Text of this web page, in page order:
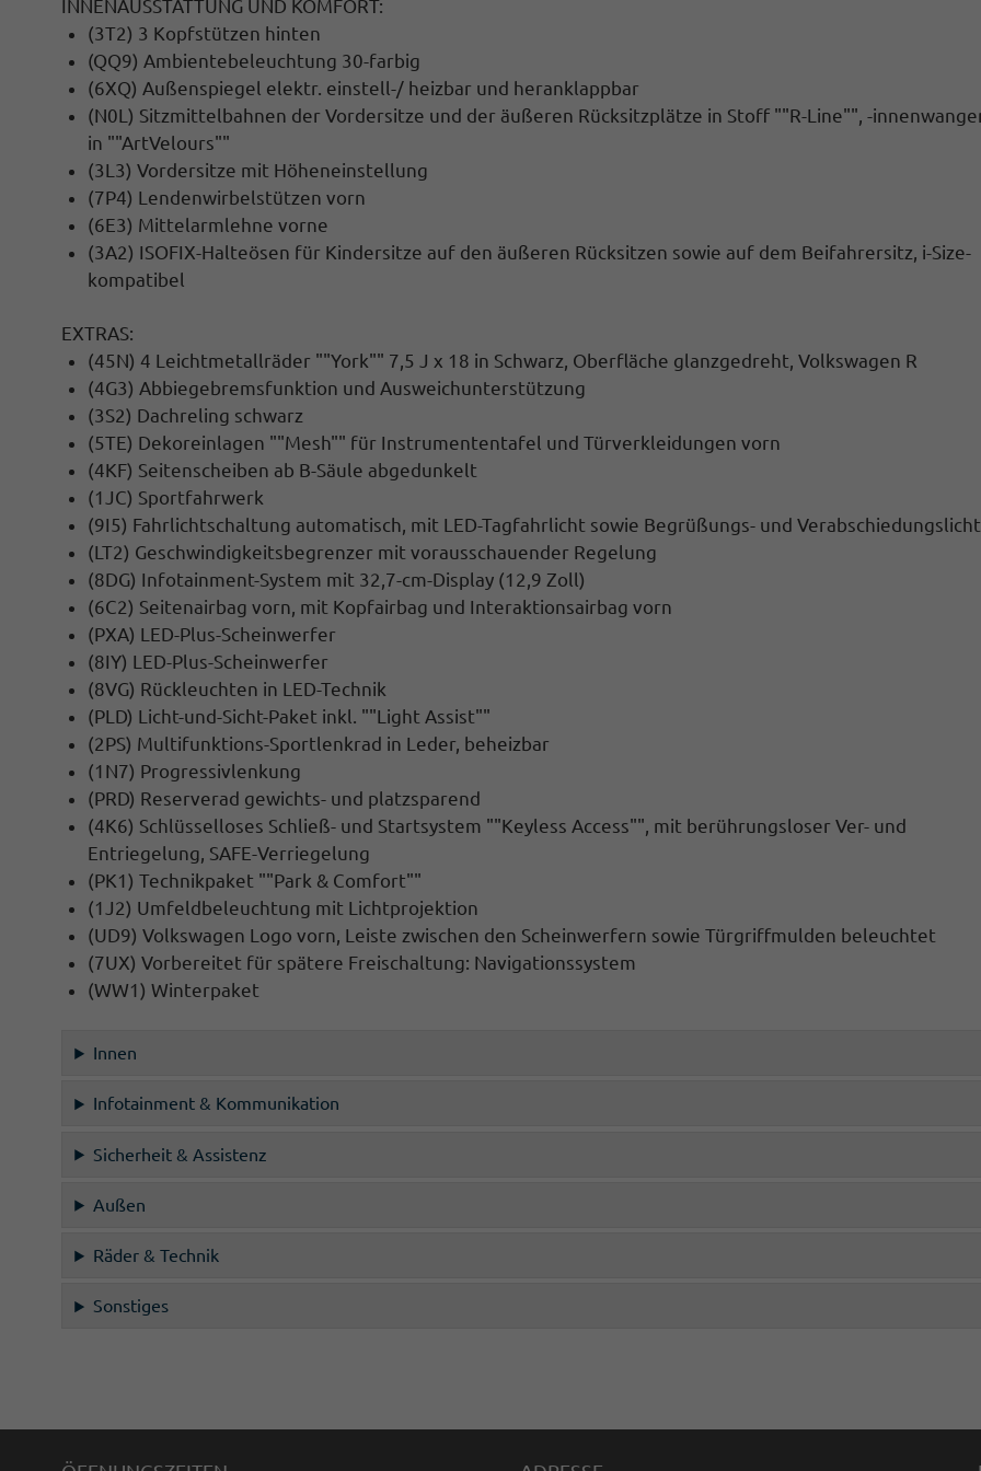
INNENAUSSTATTUNG UND KOMFORT:
(3T2) 3 Kopfstützen hinten
(QQ9) Ambientebeleuchtung 30-farbig
(6XQ) Außenspiegel elektr. einstell-/ heizbar und heranklappbar
(N0L) Sitzmittelbahnen der Vordersitze und der äußeren Rücksitzplätze in Stoff ""R-Line"", -
in ""ArtVelours""
(3L3) Vordersitze mit Höheneinstellung
(7P4) Lendenwirbelstützen vorn
(6E3) Mittelarmlehne vorne
(3A2) ISOFIX-Halteösen für Kindersitze auf den äußeren Rücksitzen sowie auf dem Beifahrersitz, i-Size-
kompatibel
EXTRAS:
(45N) 4 Leichtmetallräder ""York"" 7,5 J x 18 in Schwarz, Oberfläche glanzgedreht, Volkswagen R
(4G3) Abbiegebremsfunktion und Ausweichunterstützung
(3S2) Dachreling schwarz
(5TE) Dekoreinlagen ""Mesh"" für Instrumententafel und Türverkleidungen vorn
(4KF) Seitenscheiben ab B-Säule abgedunkelt
(1JC) Sportfahrwerk
(9I5) Fahrlichtschaltung automatisch, mit LED-Tagfahrlicht sowie Begrüßungs- und Verabschiedungslicht
(LT2) Geschwindigkeitsbegrenzer mit vorausschauender Regelung
(8DG) Infotainment-System mit 32,7-cm-Display (12,9 Zoll)
(6C2) Seitenairbag vorn, mit Kopfairbag und Interaktionsairbag vorn
(PXA) LED-Plus-Scheinwerfer
(8IY) LED-Plus-Scheinwerfer
(8VG) Rückleuchten in LED-Technik
(PLD) Licht-und-Sicht-Paket inkl. ""Light Assist""
(2PS) Multifunktions-Sportlenkrad in Leder, beheizbar
(1N7) Progressivlenkung
(PRD) Reserverad gewichts- und platzsparend
(4K6) Schlüsselloses Schließ- und Startsystem ""Keyless Access"", mit berührungsloser Ver- und
Entriegelung, SAFE-Verriegelung
(PK1) Technikpaket ""Park & Comfort""
(1J2) Umfeldbeleuchtung mit Lichtprojektion
(UD9) Volkswagen Logo vorn, Leiste zwischen den Scheinwerfern sowie Türgriffmulden beleuchtet
(7UX) Vorbereitet für spätere Freischaltung: Navigationssystem
(WW1) Winterpaket
Innen
Infotainment & Kommunikation
Sicherheit & Assistenz
Außen
Räder & Technik
Sonstiges